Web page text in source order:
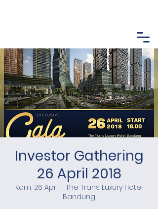
Investor Gathering
26 April 2018
Kam, 26 Apr
The Trans Luxury Hotel
Bandung